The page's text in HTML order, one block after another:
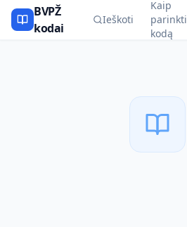
BVPŽ
kodai
Ieškoti
Kaip
parinkti
kodą